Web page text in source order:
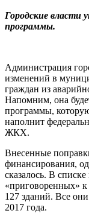
Городские власти
программы.
Администрация
изменений в
граждан из
Напомним, она
программы,
наполнит
ЖКХ.
Внесенные
финансирования,
сказалось. В
«приговоренных»
127 зданий. Все
2017 года.